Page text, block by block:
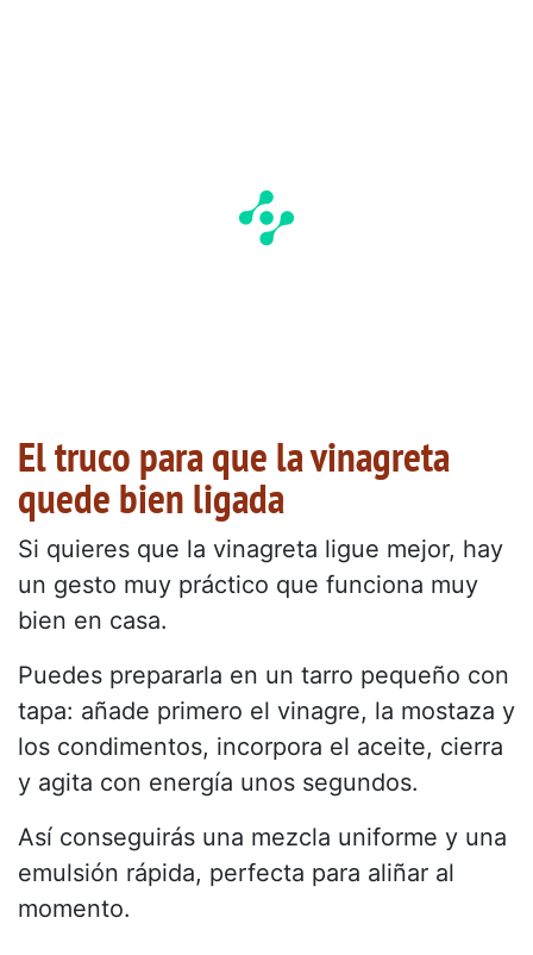
El truco para que la vinagreta
quede bien ligada
Si quieres que la vinagreta ligue mejor, hay
un gesto muy práctico que funciona muy
bien en casa.
Puedes prepararla en un tarro pequeño con
tapa: añade primero el vinagre, la mostaza y
los condimentos, incorpora el aceite, cierra
y agita con energía unos segundos.
Así conseguirás una mezcla uniforme y una
emulsión rápida, perfecta para aliñar al
momento.